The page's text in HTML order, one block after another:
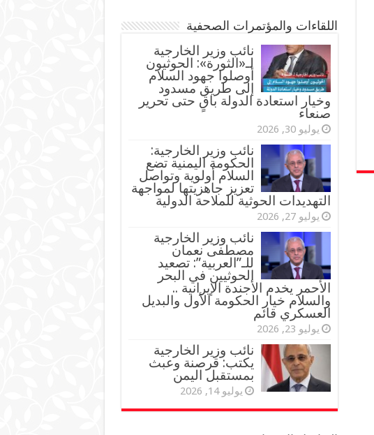
اللقاءات والمؤتمرات الصحفية
‏نائب وزير الخارجية
لـ«الثورة»: الحوثيون
أوصلوا جهود السلام
إلى طريق مسدود
وخيار استعادة الدولة باقٍ حتى تحرير
صنعاء
يوليو 30, 2026
نائب وزير الخارجية:
الحكومة اليمنية تضع
السلام أولوية وتواصل
تعزيز جاهزيتها لمواجهة
التهديدات الحوثية للملاحة الدولية
يوليو 27, 2026
نائب وزير الخارجية
مصطفى نعمان
للـ”العربية”: تصعيد
الحوثيين في البحر
الأحمر يخدم الأجندة الإيرانية ..
والسلام خيار الحكومة الأول والبديل
العسكري قائم
يوليو 23, 2026
نائب وزير الخارجية
يكتب: قرصنة وعبث
بمستقبل اليمن
يوليو 14, 2026